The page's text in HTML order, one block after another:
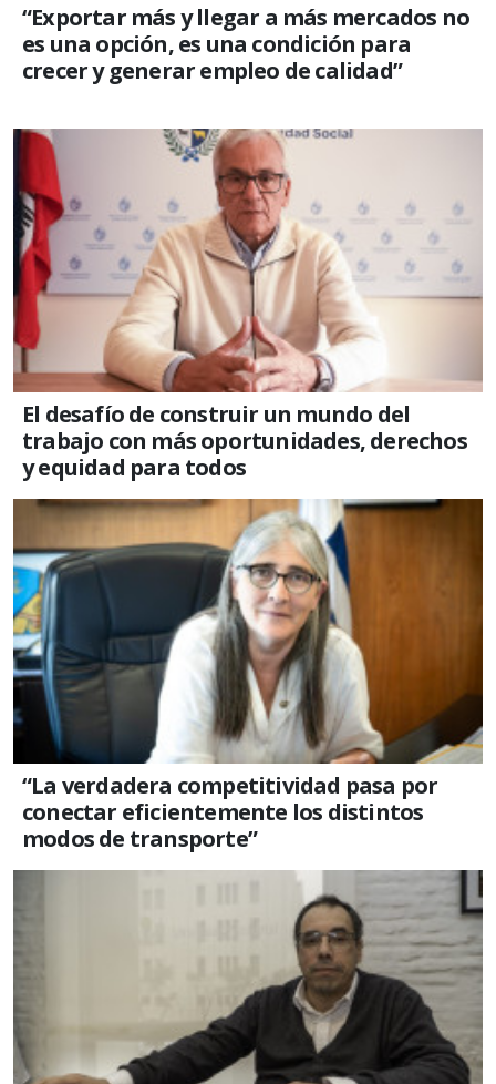
“Exportar más y llegar a más mercados no
es una opción, es una condición para
crecer y generar empleo de calidad”
El desafío de construir un mundo del
trabajo con más oportunidades, derechos
y equidad para todos
“La verdadera competitividad pasa por
conectar eficientemente los distintos
modos de transporte”